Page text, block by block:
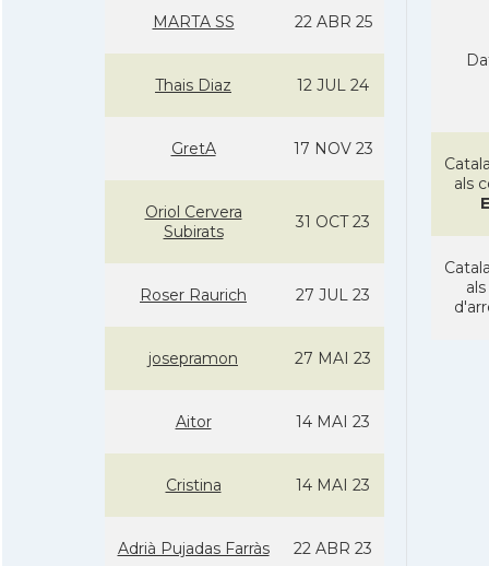
MARTA SS 22 ABR 25
Thais Diaz 12 JUL 24
GretA 17 NOV 23
Oriol Cervera
Subirats
31 OCT 23
Roser Raurich 27 JUL 23
josepramon 27 MAI 23
Aitor 14 MAI 23
Cristina 14 MAI 23
Adrià Pujadas Farràs 22 ABR 23
als